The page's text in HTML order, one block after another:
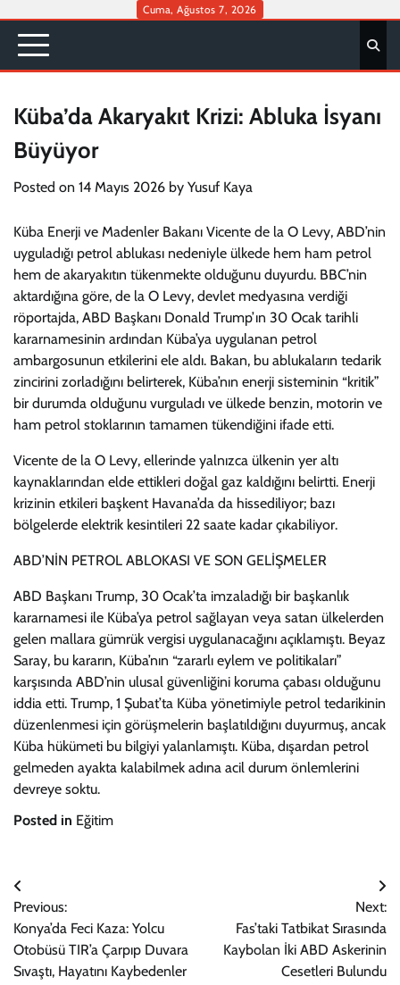
content
Cuma, Ağustos 7, 2026
Küba’da Akaryakıt Krizi: Abluka İsyanı
Büyüyor
Posted on 14 Mayıs 2026 by Yusuf Kaya
Küba Enerji ve Madenler Bakanı Vicente de la O Levy, ABD’nin
uyguladığı petrol ablukası nedeniyle ülkede hem ham petrol
hem de akaryakıtın tükenmekte olduğunu duyurdu. BBC’nin
aktardığına göre, de la O Levy, devlet medyasına verdiği
röportajda, ABD Başkanı Donald Trump’ın 30 Ocak tarihli
kararnamesinin ardından Küba’ya uygulanan petrol
ambargosunun etkilerini ele aldı. Bakan, bu ablukaların tedarik
zincirini zorladığını belirterek, Küba’nın enerji sisteminin “kritik”
bir durumda olduğunu vurguladı ve ülkede benzin, motorin ve
ham petrol stoklarının tamamen tükendiğini ifade etti.
Vicente de la O Levy, ellerinde yalnızca ülkenin yer altı
kaynaklarından elde ettikleri doğal gaz kaldığını belirtti. Enerji
krizinin etkileri başkent Havana’da da hissediliyor; bazı
bölgelerde elektrik kesintileri 22 saate kadar çıkabiliyor.
ABD’NİN PETROL ABLOKASI VE SON GELİŞMELER
ABD Başkanı Trump, 30 Ocak’ta imzaladığı bir başkanlık
kararnamesi ile Küba’ya petrol sağlayan veya satan ülkelerden
gelen mallara gümrük vergisi uygulanacağını açıklamıştı. Beyaz
Saray, bu kararın, Küba’nın “zararlı eylem ve politikaları”
karşısında ABD’nin ulusal güvenliğini koruma çabası olduğunu
iddia etti. Trump, 1 Şubat’ta Küba yönetimiyle petrol tedarikinin
düzenlenmesi için görüşmelerin başlatıldığını duyurmuş, ancak
Küba hükümeti bu bilgiyi yalanlamıştı. Küba, dışardan petrol
gelmeden ayakta kalabilmek adına acil durum önlemlerini
devreye soktu.
Posted in Eğitim
Yazı
gezinmesi
Previous:
Konya’da Feci Kaza: Yolcu
Otobüsü TIR’a Çarpıp Duvara
Sıvaştı, Hayatını Kaybedenler
Next:
Fas’taki Tatbikat Sırasında
Kaybolan İki ABD Askerinin
Cesetleri Bulundu